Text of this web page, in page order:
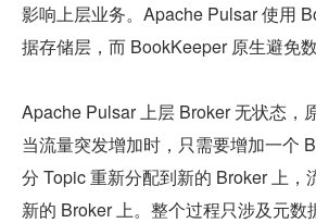
影响上层业务。Apache Pulsar 使用
据存储层，而 BookKeeper 原生避免数
Apache Pulsar 上层 Broker 无状态，
当流量突发增加时，只需要增加一个
分 Topic 重新分配到新的 Broker 上，
新的 Broker 上。整个过程只涉及元数